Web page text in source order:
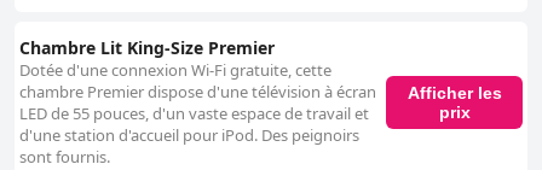
Chambre Lit King-Size Premier
Dotée d'une connexion Wi-Fi gratuite, cette
chambre Premier dispose d'une télévision à écran
LED de 55 pouces, d'un vaste espace de travail et
d'une station d'accueil pour iPod. Des peignoirs
sont fournis.
Afficher les
prix